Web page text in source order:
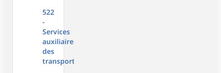
522
-
Services
auxiliaires
des
transports